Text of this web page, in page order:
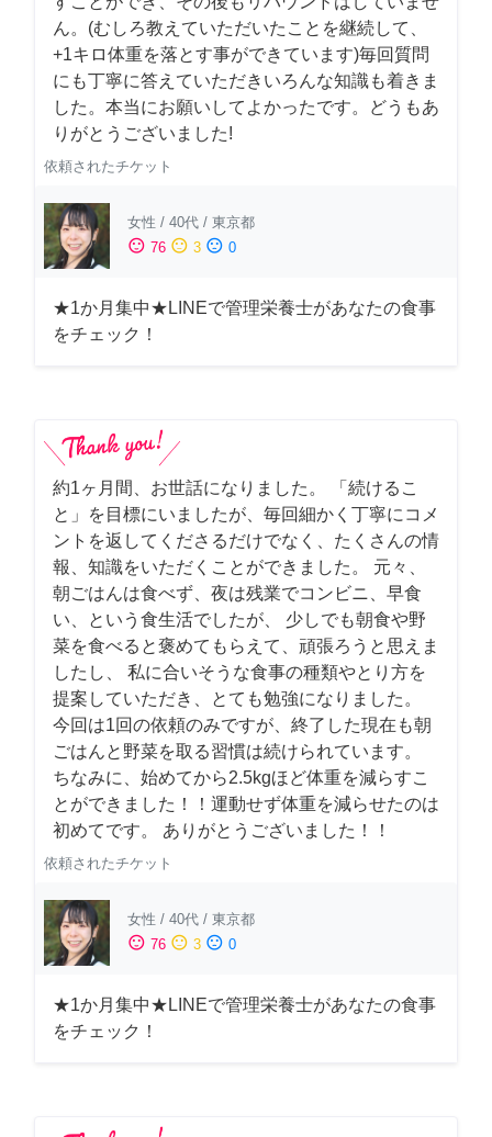
ん。(むしろ教えていただいたことを継続して、
+1キロ体重を落とす事ができています)毎回質問
にも丁寧に答えていただきいろんな知識も着きま
した。本当にお願いしてよかったです。どうもあ
りがとうございました!
依頼されたチケット
女性 / 40代 / 東京都
sentiment_satisfied 76 sentiment_neutral 3 sentiment_dissatisfied 0
★1か月集中★LINEで管理栄養士があなたの食事
をチェック！
約1ヶ月間、お世話になりました。 「続けるこ
と」を目標にいましたが、毎回細かく丁寧にコメ
ントを返してくださるだけでなく、たくさんの情
報、知識をいただくことができました。 元々、
朝ごはんは食べず、夜は残業でコンビニ、早食
い、という食生活でしたが、 少しでも朝食や野
菜を食べると褒めてもらえて、頑張ろうと思えま
したし、 私に合いそうな食事の種類やとり方を
提案していただき、とても勉強になりました。
今回は1回の依頼のみですが、終了した現在も朝
ごはんと野菜を取る習慣は続けられています。
ちなみに、始めてから2.5kgほど体重を減らすこ
とができました！！運動せず体重を減らせたのは
初めてです。 ありがとうございました！！
依頼されたチケット
女性 / 40代 / 東京都
sentiment_satisfied 76 sentiment_neutral 3 sentiment_dissatisfied 0
★1か月集中★LINEで管理栄養士があなたの食事
をチェック！